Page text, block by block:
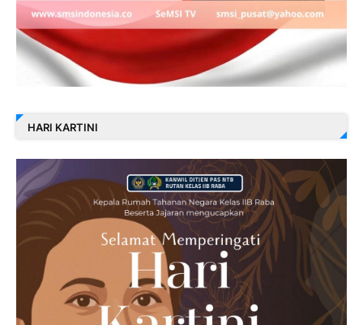
HARI KARTINI